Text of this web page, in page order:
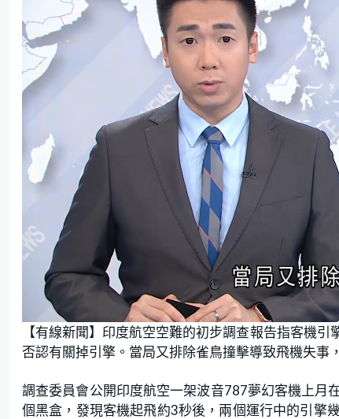
n
m
u
t
e
L
o
a
d
d
:
.
8
8
%
【有線新聞】印度航空空難的初步調查報告指客機
否認有關掉引擎。當局又排除雀鳥撞擊導致飛機失事
調查委員會公開印度航空一架波音787夢幻客機上月
個黑盒，發現客機起飛約3秒後，兩個運行中的引擎